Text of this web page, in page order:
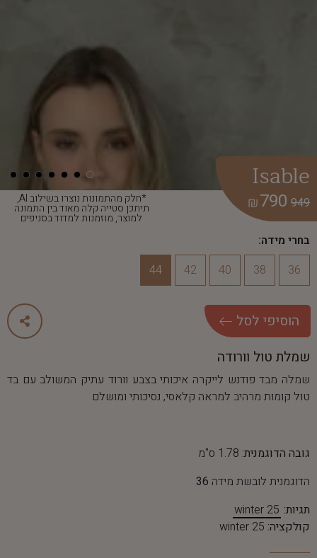
*חלק מהתמונות נוצרו בשילוב AI,
תיתכן סטייה קלה מאוד בין התמונה
למוצר, מוזמנות למדוד בסניפים
Isable
949
790
₪
בחרי מידה:
36
38
40
42
44
הוסיפי לסל
שמלת טול וורודה
שמלה מבד פודנש לייקרה איכותי בצבע וורוד עתיק המשולב עם בד
טול קומות מרהיב למראה קלאסי, נסיכותי ומושלם
גובה הדוגמנית: 1.78 ס"מ
הדוגמנית לובשת מידה 36
תגיות: winter 25
קולקציה: winter 25